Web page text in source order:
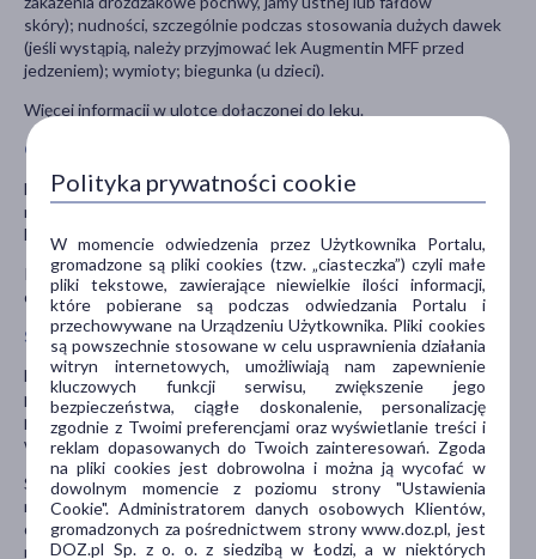
skóry); nudności, szczególnie podczas stosowania dużych dawek
(jeśli wystąpią, należy przyjmować lek Augmentin MFF przed
jedzeniem); wymioty; biegunka (u dzieci).
Więcej informacji w ulotce dołączonej do leku.
Ostrzeżenia i środki ostrożności
Należy skonsultować się z lekarzem, jeśli pacjent: choruje na
mononukleozę zakaźną; jest leczony w związku z chorobą wątroby
lub nerek; nieregularnie oddaje mocz.
Przechowywać w miejscu niewidocznym i niedostępnym dla
dzieci, w temperaturze poniżej 25°C.
Stosowanie innych leków
Należy powiedzieć lekarzowi o wszystkich lekach przyjmowanych
przez pacjenta obecnie lub ostatnio, a także o lekach, które
pacjent planuje przyjmować, w tym również o tych, które
wydawane są bez recepty.
Szczególnie ważna jest informacja jeśli pacjent przyjmuje lub
niedawno przyjmował: allopurynol, probenecyd (stosowane w
dnie moczanowej); metotreksatu (lek stosowany w leczeniu
nowotworów lub chorób reumatycznych); warfaryna
Polityka prywatności cookie
W momencie odwiedzenia przez Użytkownika Portalu,
gromadzone są pliki cookies (tzw. „ciasteczka”) czyli małe
pliki tekstowe, zawierające niewielkie ilości informacji,
które pobierane są podczas odwiedzania Portalu i
przechowywane na Urządzeniu Użytkownika. Pliki cookies
są powszechnie stosowane w celu usprawnienia działania
witryn internetowych, umożliwiają nam zapewnienie
kluczowych funkcji serwisu, zwiększenie jego
bezpieczeństwa, ciągłe doskonalenie, personalizację
zgodnie z Twoimi preferencjami oraz wyświetlanie treści i
reklam dopasowanych do Twoich zainteresowań. Zgoda
na pliki cookies jest dobrowolna i można ją wycofać w
dowolnym momencie z poziomu strony "Ustawienia
Cookie". Administratorem danych osobowych Klientów,
gromadzonych za pośrednictwem strony www.doz.pl, jest
DOZ.pl Sp. z o. o. z siedzibą w Łodzi, a w niektórych